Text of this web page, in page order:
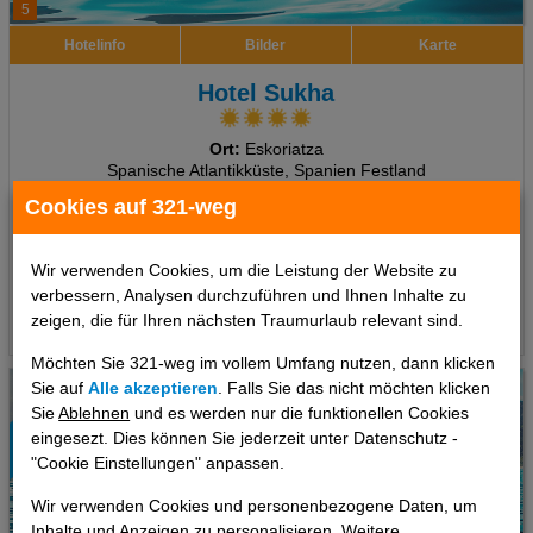
Cookies auf 321-weg
Wir verwenden Cookies, um die Leistung der Website zu
verbessern, Analysen durchzuführen und Ihnen Inhalte zu
zeigen, die für Ihren nächsten Traumurlaub relevant sind.
Möchten Sie 321-weg im vollem Umfang nutzen, dann klicken
Sie aufAlle akzeptieren . Falls Sie das nicht möchten klicken
SieAblehnen und es werden nur die funktionellen Cookies
eingesezt. Dies können Sie jederzeit unter Datenschutz -
"Cookie Einstellungen" anpassen.
Wir verwenden Cookies und personenbezogene Daten, um
5
Hotelinfo Bilder Karte
Hotel Sukha
Ort: Eskoriatza
Spanische Atlantikküste, Spanien Festland
7 Tage, Doppelzimmer, Ohne Verpflegung
775 €
pro Person
Termine